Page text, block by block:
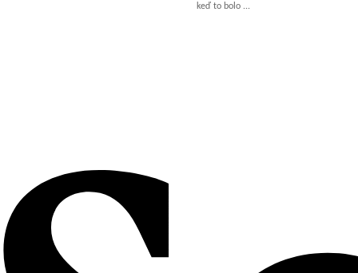
keď to bolo ...